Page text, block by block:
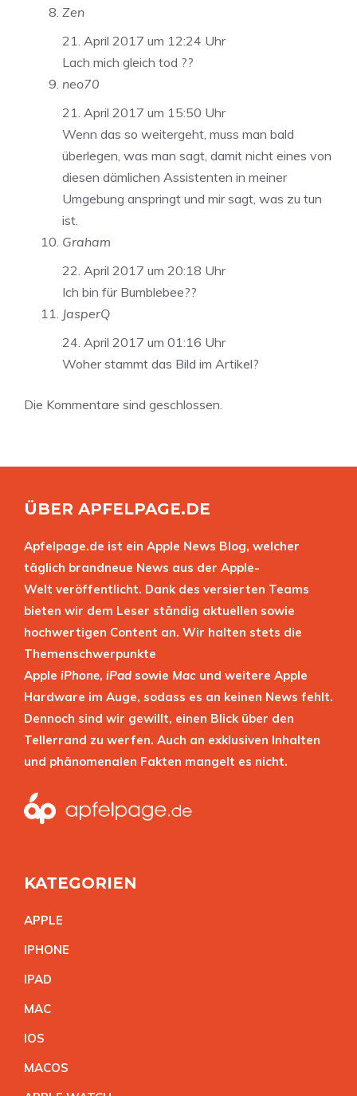
Zen
21. April 2017 um 12:24 Uhr
Lach mich gleich tod ??
neo70
21. April 2017 um 15:50 Uhr
Wenn das so weitergeht, muss man bald
überlegen, was man sagt, damit nicht eines von
diesen dämlichen Assistenten in meiner
Umgebung anspringt und mir sagt, was zu tun
ist.
Graham
22. April 2017 um 20:18 Uhr
Ich bin für Bumblebee??
JasperQ
24. April 2017 um 01:16 Uhr
Woher stammt das Bild im Artikel?
Die Kommentare sind geschlossen.
ÜBER APFELPAGE.DE
Apfelpage.de ist ein Apple News Blog, welcher
täglich brandneue News aus der Apple-
Welt veröffentlicht. Dank des versierten Teams
bieten wir dem Leser ständig aktuellen sowie
hochwertigen Content an. Wir halten stets die
Themenschwerpunkte
Apple iPhone, iPad sowie Mac und weitere Apple
Hardware im Auge, sodass es an keinen News fehlt.
Dennoch sind wir gewillt, einen Blick über den
Tellerrand zu werfen. Auch an exklusiven Inhalten
und phänomenalen Fakten mangelt es nicht.
KATEGORIEN
APPLE
IPHONE
IPAD
MAC
IOS
MACOS